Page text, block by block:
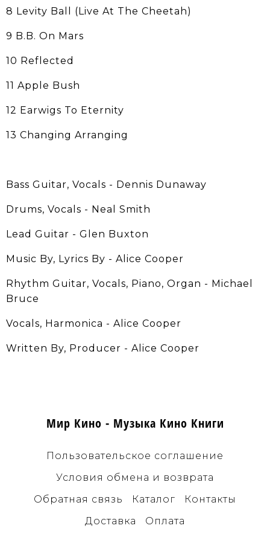
8 Levity Ball (Live At The Cheetah)
9 B.B. On Mars
10 Reflected
11 Apple Bush
12 Earwigs To Eternity
13 Changing Arranging
Bass Guitar, Vocals - Dennis Dunaway
Drums, Vocals - Neal Smith
Lead Guitar - Glen Buxton
Music By, Lyrics By - Alice Cooper
Rhythm Guitar, Vocals, Piano, Organ - Michael
Bruce
Vocals, Harmonica - Alice Cooper
Written By, Producer - Alice Cooper
Мир Кино - Музыка Кино Книги
Пользовательское соглашение
Условия обмена и возврата
Обратная связь
Каталог
Контакты
Доставка
Оплата